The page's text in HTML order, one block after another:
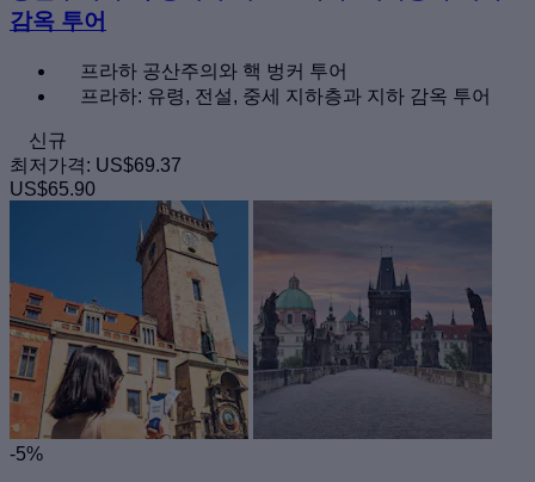
감옥 투어
프라하 공산주의와 핵 벙커 투어
프라하: 유령, 전설, 중세 지하층과 지하 감옥 투어
신규
최저가격: US$69.37
US$65.90
-5%